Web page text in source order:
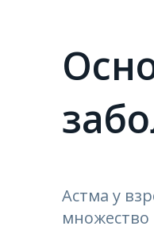
Астма у
множество